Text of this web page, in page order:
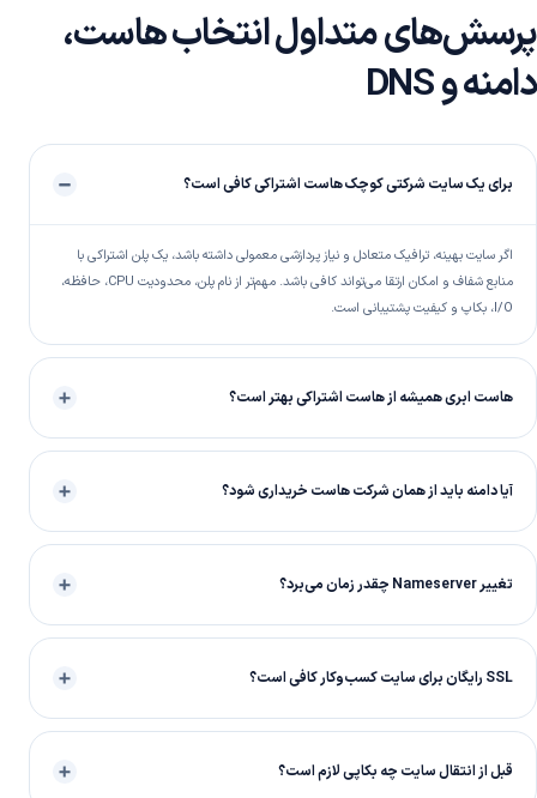
پرسش‌های متداول انتخاب هاست،
دامنه و DNS
برای یک سایت شرکتی کوچک هاست اشتراکی کافی است؟
اگر سایت بهینه، ترافیک متعادل و نیاز پردازشی معمولی داشته باشد، یک پلن اشتراکی با
منابع شفاف و امکان ارتقا می‌تواند کافی باشد. مهم‌تر از نام پلن، محدودیت CPU، حافظه،
I/O، بکاپ و کیفیت پشتیبانی است.
هاست ابری همیشه از هاست اشتراکی بهتر است؟
آیا دامنه باید از همان شرکت هاست خریداری شود؟
تغییر Nameserver چقدر زمان می‌برد؟
SSL رایگان برای سایت کسب‌وکار کافی است؟
قبل از انتقال سایت چه بکاپی لازم است؟